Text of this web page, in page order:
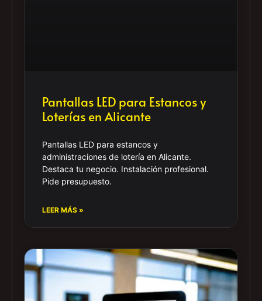
Pantallas LED para Estancos y
Loterías en Alicante
Pantallas LED para estancos y
administraciones de lotería en Alicante.
Destaca tu negocio. Instalación profesional.
Pide presupuesto.
LEER MÁS »